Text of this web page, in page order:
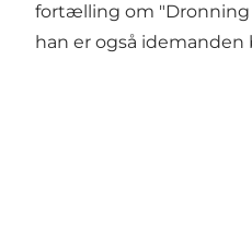
fortælling om "Dronning
han er også